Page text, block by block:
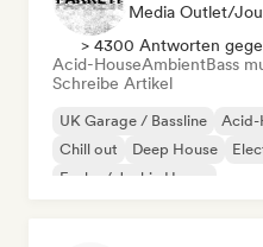
Media Outlet/
> 4300 Antworten
Acid-HouseAmbientBass
Schreibe Artikel
UK Garage / Bassline Acid-
Chill out
Deep House
Funky / Jackin House